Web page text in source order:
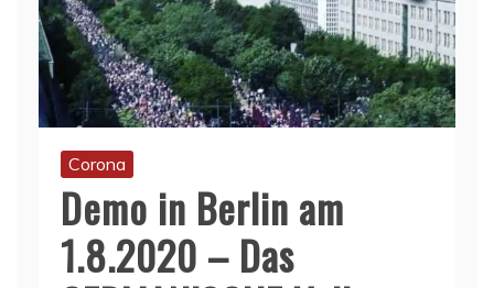
Corona
Demo in Berlin am
1.8.2020 – Das